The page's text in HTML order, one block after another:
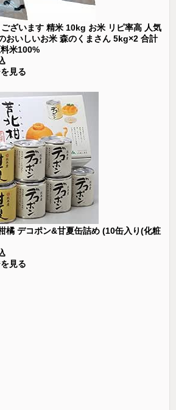
ざいます 精米 10kg お米 リピ率高 人気
おいしいお米 森のくまさん 5kg×2 合計
米100%
を見る
橘 デコポン&甘夏缶詰め (10缶入り(化粧
を見る